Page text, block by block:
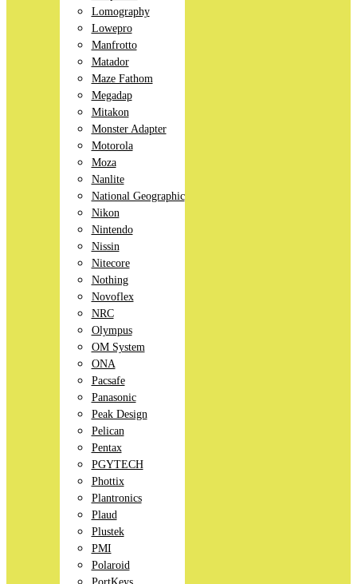
Lomography
Lowepro
Manfrotto
Matador
Maze Fathom
Megadap
Mitakon
Monster Adapter
Motorola
Moza
Nanlite
National Geographic
Nikon
Nintendo
Nissin
Nitecore
Nothing
Novoflex
NRC
Olympus
OM System
ONA
Pacsafe
Panasonic
Peak Design
Pelican
Pentax
PGYTECH
Phottix
Plantronics
Plaud
Plustek
PMI
Polaroid